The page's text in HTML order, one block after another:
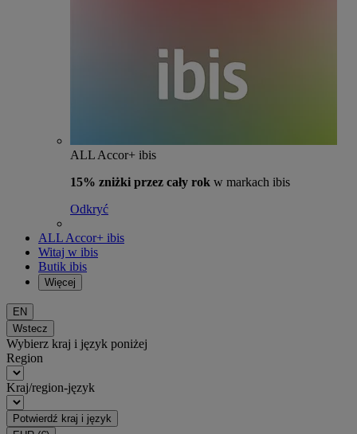
ALL Accor+ ibis
15% zniżki przez cały rok w markach ibis
Odkryć
ALL Accor+ ibis
Witaj w ibis
Butik ibis
Więcej
EN
Wstecz
Wybierz kraj i język poniżej
Region
Kraj/region-język
Potwierdź kraj i język